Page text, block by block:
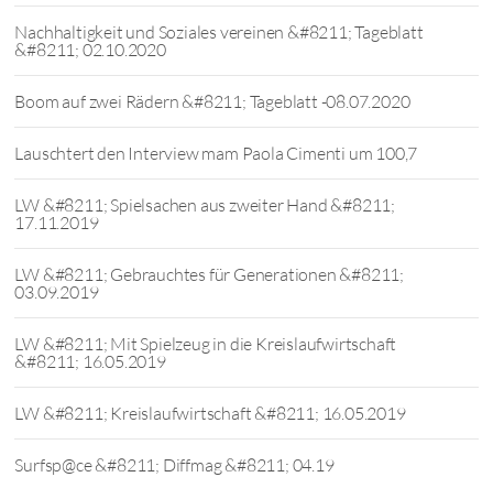
Nachhaltigkeit und Soziales vereinen &#8211; Tageblatt
&#8211; 02.10.2020
Boom auf zwei Rädern &#8211; Tageblatt -08.07.2020
Lauschtert den Interview mam Paola Cimenti um 100,7
LW &#8211; Spielsachen aus zweiter Hand &#8211;
17.11.2019
LW &#8211; Gebrauchtes für Generationen &#8211;
03.09.2019
LW &#8211; Mit Spielzeug in die Kreislaufwirtschaft
&#8211; 16.05.2019
LW &#8211; Kreislaufwirtschaft &#8211; 16.05.2019
Surfsp@ce &#8211; Diffmag &#8211; 04.19